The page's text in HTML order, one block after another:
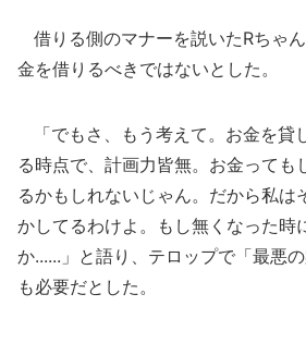
借りる側のマナーを説いたRちゃ
金を借りるべきではないとした。
「でもさ、もう考えて。お金を貸
る時点で、計画力皆無。お金っても
るかもしれないじゃん。だから私は
かしてるわけよ。もし無くなった時
か......」と語り、テロップで「最悪
も必要だとした。